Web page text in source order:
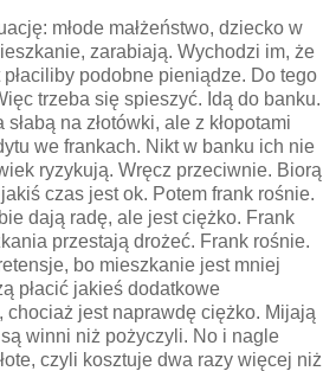
młode małżeństwo, dziecko w
zarabiają. Wychodzi im, że
podobne pieniądze. Do tego
trzeba się spieszyć. Idą do banku.
na złotówki, ale z kłopotami
we frankach. Nikt w banku ich nie
ryzykują. Wręcz przeciwnie. Biorą
czas jest ok. Potem frank rośnie.
dają radę, ale jest ciężko. Frank
przestają drożeć. Frank rośnie.
bo mieszkanie jest mniej
płacić jakieś dodatkowe
chociaż jest naprawdę ciężko. Mijają
winni niż pożyczyli. No i nagle
czyli kosztuje dwa razy więcej niż